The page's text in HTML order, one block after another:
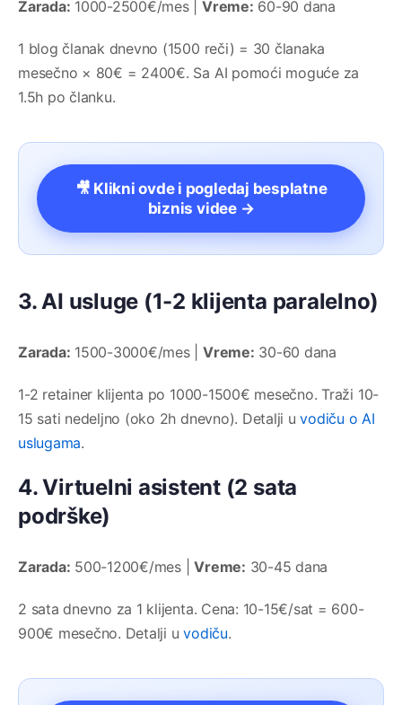
Zarada: 1000-2500€/mes |Vreme: 60-90 dana
1 blog članak dnevno (1500 reči) = 30 članaka
mesečno × 80€ = 2400€. Sa AI pomoći moguće za
1.5h po članku.
🎥 Klikni ovde i pogledaj besplatne
biznis videe →
3. AI usluge (1-2 klijenta paralelno)
Zarada: 1500-3000€/mes |Vreme: 30-60 dana
1-2 retainer klijenta po 1000-1500€ mesečno. Traži 10-
15 sati nedeljno (oko 2h dnevno). Detalji uvodiču o AI
uslugama.
4. Virtuelni asistent (2 sata
podrške)
Zarada: 500-1200€/mes |Vreme: 30-45 dana
2 sata dnevno za 1 klijenta. Cena: 10-15€/sat = 600-
900€ mesečno. Detalji uvodiču.